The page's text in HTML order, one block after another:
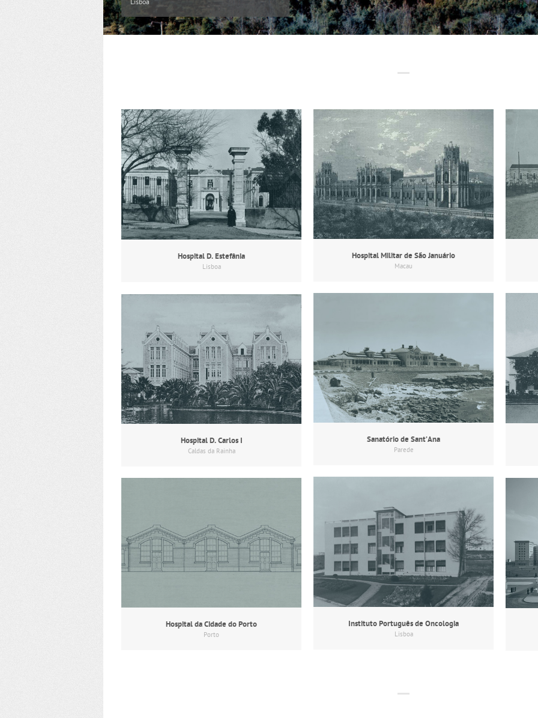
Lisboa
Hospital D. Estefânia
Lisboa
Hospital Militar de São Januário
Macau
Sanatório de Sant’Ana
Parede
Hospital D. Carlos I
Caldas da Rainha
Instituto Português de Oncologia
Lisboa
Hospital da Cidade do Porto
Porto